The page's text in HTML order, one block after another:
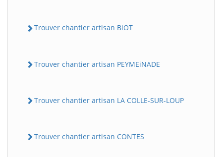
Trouver chantier artisan BiOT
Trouver chantier artisan PEYMEiNADE
Trouver chantier artisan LA COLLE-SUR-LOUP
Trouver chantier artisan CONTES